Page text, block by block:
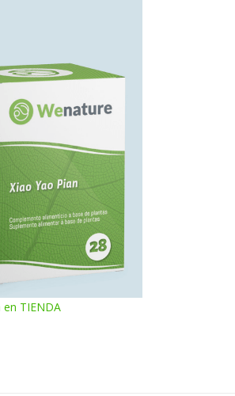
en TIENDA